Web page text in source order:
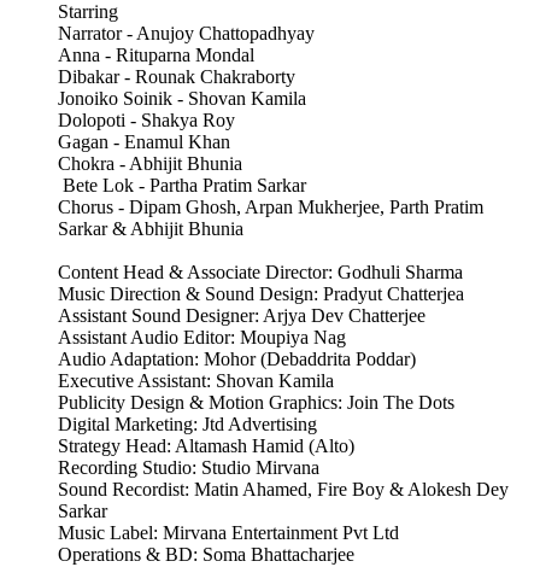
Starring
Narrator - Anujoy Chattopadhyay
Anna - Rituparna Mondal
Dibakar - Rounak Chakraborty
Jonoiko Soinik - Shovan Kamila
Dolopoti - Shakya Roy
Gagan - Enamul Khan
Chokra - Abhijit Bhunia
Bete Lok - Partha Pratim Sarkar
Chorus - Dipam Ghosh, Arpan Mukherjee, Parth Pratim
Sarkar & Abhijit Bhunia
Content Head & Associate Director: Godhuli Sharma
Music Direction & Sound Design: Pradyut Chatterjea
Assistant Sound Designer: Arjya Dev Chatterjee
Assistant Audio Editor: Moupiya Nag
Audio Adaptation: Mohor (Debaddrita Poddar)
Executive Assistant: Shovan Kamila
Publicity Design & Motion Graphics: Join The Dots
Digital Marketing: Jtd Advertising
Strategy Head: Altamash Hamid (Alto)
Recording Studio: Studio Mirvana
Sound Recordist: Matin Ahamed, Fire Boy & Alokesh Dey
Sarkar
Music Label: Mirvana Entertainment Pvt Ltd
Operations & BD: Soma Bhattacharjee